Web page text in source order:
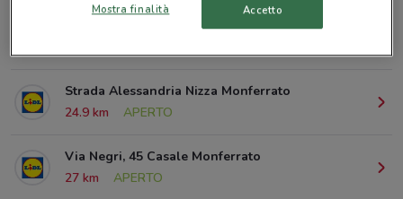
Via Pietro Isola, 62 Novi Ligure
Strada Alessandria Nizza Monferrato
24.9 km
APERTO
Via Negri, 45 Casale Monferrato
27 km
APERTO
Mostra finalità Accetto